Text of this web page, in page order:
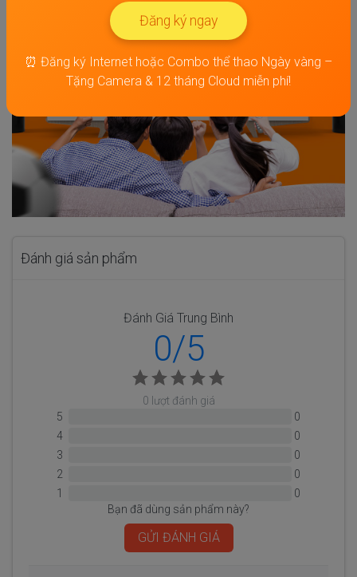
Đánh giá sản phẩm
Đánh Giá Trung Bình
0/5
0 lượt đánh giá
5
0
4
0
3
0
2
0
1
0
Bạn đã dùng sản phẩm này?
GỬI ĐÁNH GIÁ
Đăng ký ngay
⏰ Đăng ký Internet hoặc Combo thể thao Ngày vàng –
Tặng Camera & 12 tháng Cloud miễn phí!